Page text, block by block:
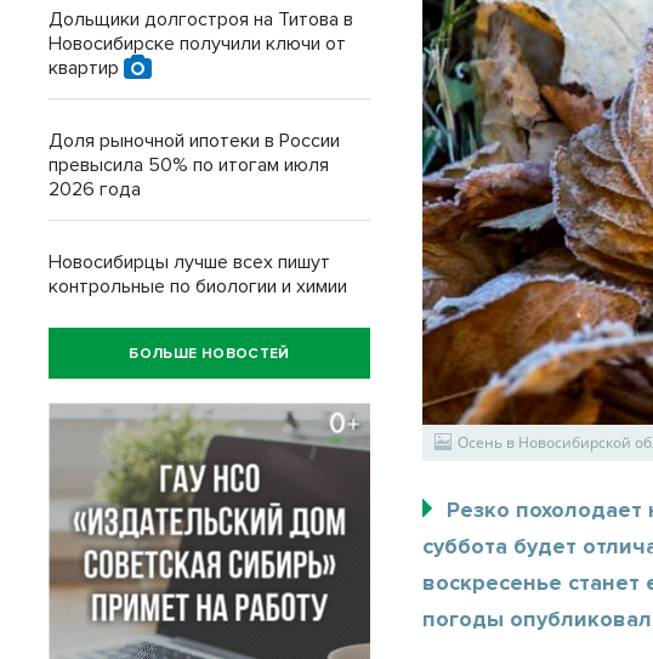
Осень в Новосибирской
Резко
суббота будет
воскресенье
погоды
Дольщики долгостроя на Титова в
Новосибирске получили ключи от
квартир
Доля рыночной ипотеки в России
превысила 50% по итогам июля
2026 года
Новосибирцы лучше всех пишут
контрольные по биологии и химии
БОЛЬШЕ НОВОСТЕЙ